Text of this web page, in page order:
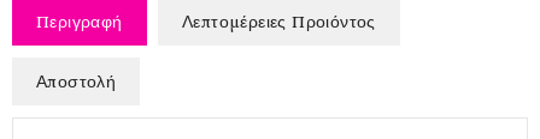
Περιγραφή Λεπτομέρειες Προιόντος
Αποστολή